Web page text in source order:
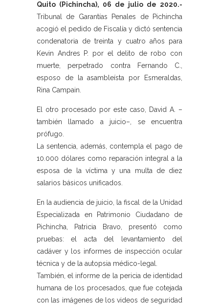
Quito (Pichincha), 06 de julio de 2020.-
Tribunal de Garantías Penales de Pichincha
acogió el pedido de Fiscalía y dictó sentencia
condenatoria de treinta y cuatro años para
Kevin Andres P. por el delito de robo con
muerte, perpetrado contra Fernando C.,
esposo de la asambleísta por Esmeraldas,
Rina Campain.
El otro procesado por este caso, David A. –
también llamado a juicio–, se encuentra
prófugo.
La sentencia, además, contempla el pago de
10.000 dólares como reparación integral a la
esposa de la víctima y una multa de diez
salarios básicos unificados.
En la audiencia de juicio, la fiscal de la Unidad
Especializada en Patrimonio Ciudadano de
Pichincha, Patricia Bravo, presentó como
pruebas: el acta del levantamiento del
cadáver y los informes de inspección ocular
técnica y de la autopsia médico-legal.
También, el informe de la pericia de identidad
humana de los procesados, que fue cotejada
con las imágenes de los videos de seguridad